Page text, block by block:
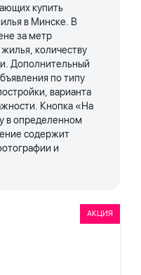
купить
в Минске. В
за метр
количеству
Дополнительный
по типу
варианта
Кнопка «На
в определенном
содержит
и
АКЦИЯ